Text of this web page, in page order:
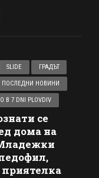
SLIDE ГРАДЪТ
ПОСЛЕДНИ НОВИНИ
В 7 DNI PLOVDIV
се
дома на